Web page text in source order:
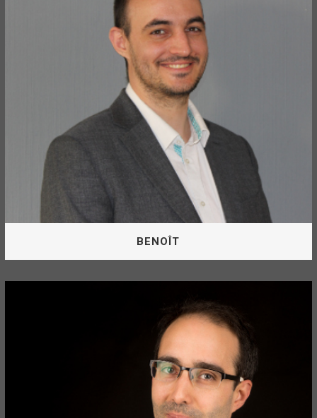
BENOÎT
- 5000 personnes formées
- Jury de centaines de pitchs
- Inventeur de la méthode "Story Pitch"